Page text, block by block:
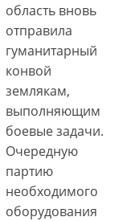
область вновь
отправила
гуманитарный
конвой
землякам,
выполняющим
боевые задачи.
Очередную
партию
необходимого
оборудования